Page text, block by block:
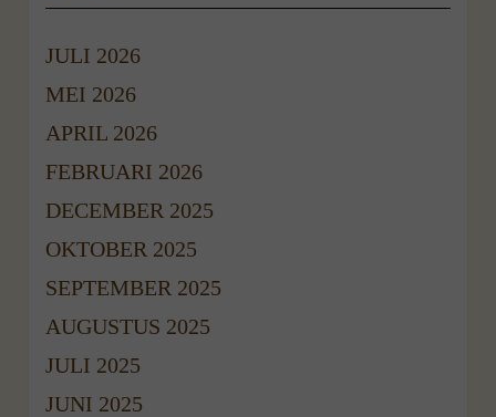
JULI 2026
MEI 2026
APRIL 2026
FEBRUARI 2026
DECEMBER 2025
OKTOBER 2025
SEPTEMBER 2025
AUGUSTUS 2025
JULI 2025
JUNI 2025